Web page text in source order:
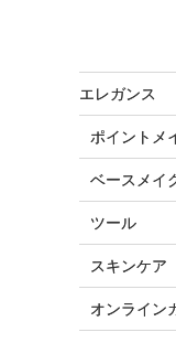
エレガンス
ポイントメ
ベースメイ
ツール
スキンケア
オンライン